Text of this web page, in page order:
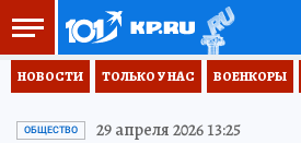
НОВОСТИ ТОЛЬКО У НАС ВОЕНКОРЫ
ОБЩЕСТВО 29 апреля 2026 13:25